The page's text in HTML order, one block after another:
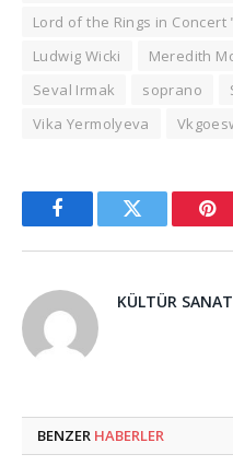
Lord of the Rings in
Ludwig Wicki
Meredith
Seval Irmak
soprano
Vika Yermolyeva
FacebookTwitter
KÜLTÜR
BENZER HABERLER